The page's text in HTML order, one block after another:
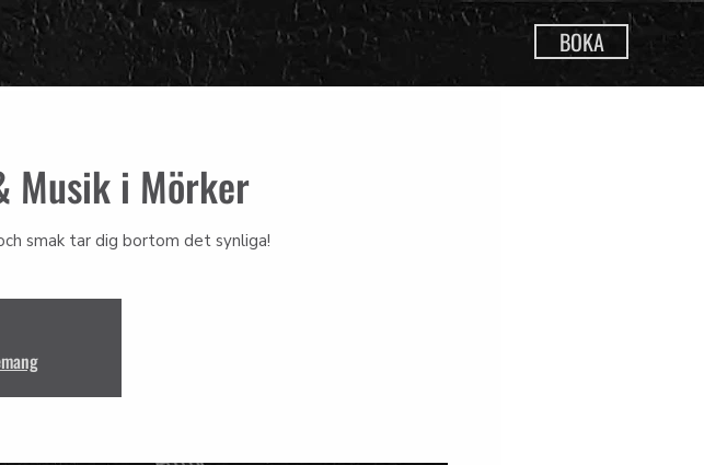
BOKA
Musik i Mörker
smak tar dig bortom det synliga!